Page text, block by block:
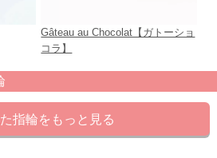
Gâteau au Chocolat【ガトーショ
コラ】
指輪をもっと見る